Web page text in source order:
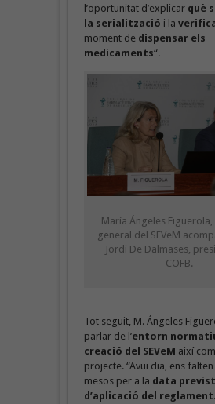
l’oportunitat d’explicar què
la serialització i la
moment de dispensar els
medicaments“.
María Ángeles
general del SEVeM
Jordi De Dalmases,
COFB.
Tot seguit, M. Ángeles
parlar de l’entorn
creació del SEVeM així
projecte. “Avui dia, ens
mesos per a la data
d’aplicació del reglament